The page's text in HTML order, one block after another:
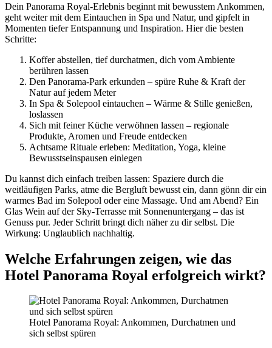
Dein Panorama Royal-Erlebnis beginnt mit bewusstem Ankommen,
geht weiter mit dem Eintauchen in Spa und Natur, und gipfelt in
Momenten tiefer Entspannung und Inspiration. Hier die besten
Schritte:
Koffer abstellen, tief durchatmen, dich vom Ambiente
berühren lassen
Den Panorama-Park erkunden – spüre Ruhe & Kraft der
Natur auf jedem Meter
In Spa & Solepool eintauchen – Wärme & Stille genießen,
loslassen
Sich mit feiner Küche verwöhnen lassen – regionale
Produkte, Aromen und Freude entdecken
Achtsame Rituale erleben: Meditation, Yoga, kleine
Bewusstseinspausen einlegen
Du kannst dich einfach treiben lassen: Spaziere durch die
weitläufigen Parks, atme die Bergluft bewusst ein, dann gönn dir ein
warmes Bad im Solepool oder eine Massage. Und am Abend? Ein
Glas Wein auf der Sky-Terrasse mit Sonnenuntergang – das ist
Genuss pur. Jeder Schritt bringt dich näher zu dir selbst. Die
Wirkung: Unglaublich nachhaltig.
Welche Erfahrungen zeigen, wie das
Hotel Panorama Royal erfolgreich wirkt?
Hotel Panorama Royal: Ankommen, Durchatmen und
sich selbst spüren